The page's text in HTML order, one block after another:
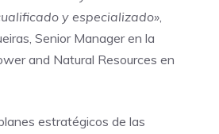
y especializado»,
Senior Manager en la
and Natural Resources en
estratégicos de las